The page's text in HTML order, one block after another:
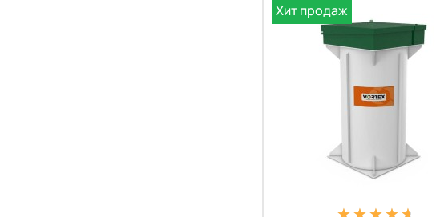
Хит продаж